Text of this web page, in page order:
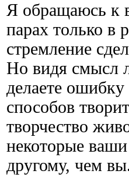
Я обращаюсь к
парах только в
стремление
Но видя смысл
делаете
способов
творчество
некоторые
другому, чем